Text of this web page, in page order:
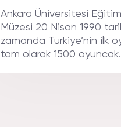
Ankara Üniversitesi
Müzesi 20 Nisan 1990
zamanda Türkiye’nin ilk
tam olarak 1500